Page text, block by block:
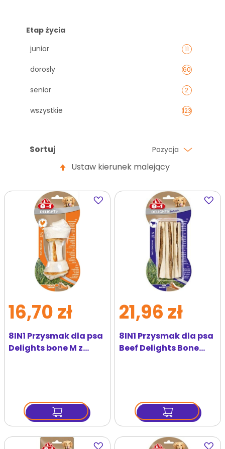
Sortuj Pozycja
Ustaw kierunek malejący
Dodaj
do
8IN1 Przysmak dla psa
Delights bone M z
16,70 zł
Dodaj
do
8IN1 Przysmak dla psa
Beef Delights Bone
21,96 zł
Dodaj
Dodaj
Etap życia
junior
11
dorosły 60
senior 2
wszystkie 123